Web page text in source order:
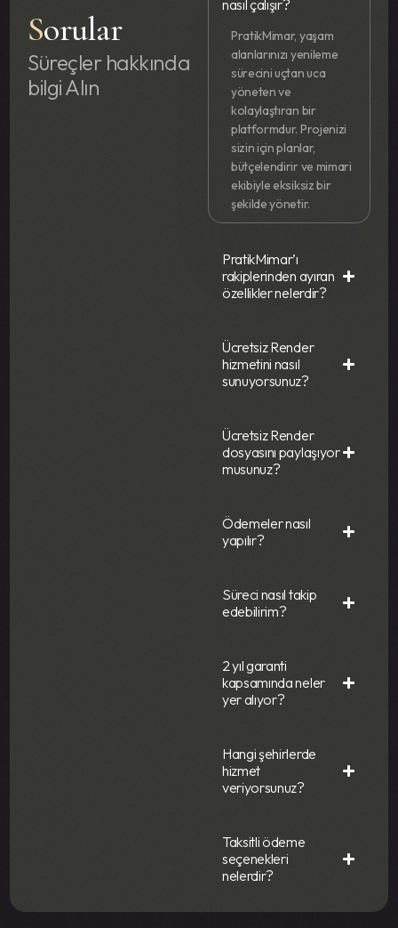
Sorular
Süreçler hakkında
bilgi Alın
nasıl çalışır?
PratikMimar, yaşam
alanlarınızı yenileme
sürecini uçtan uca
yöneten ve
kolaylaştıran bir
platformdur. Projenizi
sizin için planlar,
bütçelendirir ve mimari
ekibiyle eksiksiz bir
şekilde yönetir.
PratikMimar’ı
rakiplerinden ayıran
özellikler nelerdir?
Ücretsiz Render
hizmetini nasıl
sunuyorsunuz?
Ücretsiz Render
dosyasını paylaşıyor
musunuz?
Ödemeler nasıl
yapılır?
Süreci nasıl takip
edebilirim?
2 yıl garanti
kapsamında neler
yer alıyor?
Hangi şehirlerde
hizmet
veriyorsunuz?
Taksitli ödeme
seçenekleri
nelerdir?